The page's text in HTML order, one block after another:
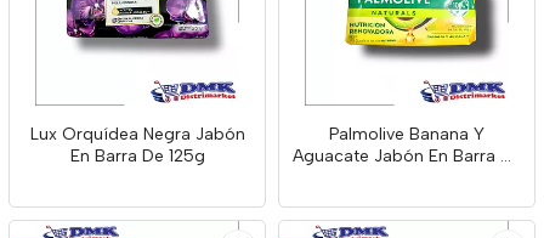
Lux Orquídea Negra Jabón
En Barra De 125g
Palmolive Banana Y
Aguacate Jabón En Barra De